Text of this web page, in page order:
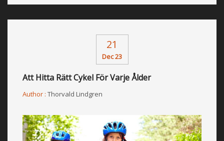
21
Dec 23
Att Hitta Rätt Cykel För Varje Ålder
Author : Thorvald Lindgren